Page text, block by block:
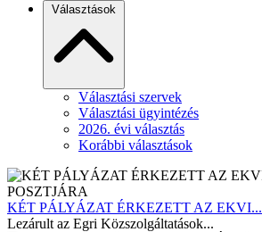
Választások
Választási szervek
Választási ügyintézés
2026. évi választás
Korábbi választások
KÉT PÁLYÁZAT ÉRKEZETT AZ EKVI...
Lezárult az Egri Közszolgáltatások...